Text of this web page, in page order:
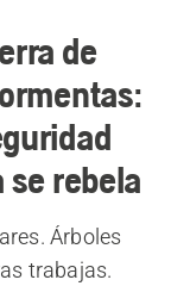
de
rebela
Árboles
trabajas.